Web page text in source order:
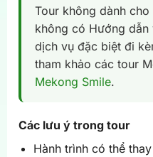
Tour không dành
không có Hướng dẫn
dịch vụ đặc biệt đi
tham khảo các tour
Mekong Smile.
Các lưu ý trong tour
Hành trình có thể